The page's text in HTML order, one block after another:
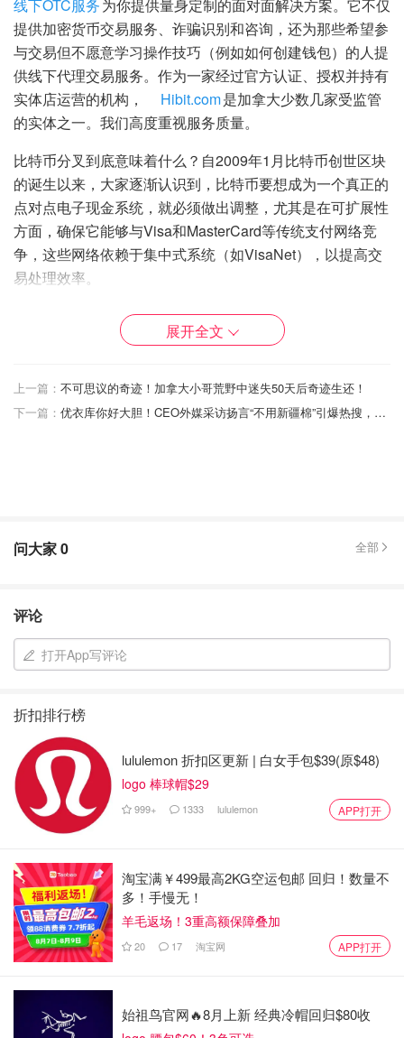
线下OTC服务为你提供量身定制的面对面解决方案。它不仅
提供加密货币交易服务、诈骗识别和咨询，还为那些希望参
与交易但不愿意学习操作技巧（例如如何创建钱包）的人提
供线下代理交易服务。作为一家经过官方认证、授权并持有
实体店运营的机构，
Hibit.com是加拿大少数几家受监管
的实体之一。我们高度重视服务质量。
比特币分叉到底意味着什么？自2009年1月比特币创世区块
的诞生以来，大家逐渐认识到，比特币要想成为一个真正的
点对点电子现金系统，就必须做出调整，尤其是在可扩展性
方面，确保它能够与Visa和MasterCard等传统支付网络竞
争，这些网络依赖于集中式系统（如VisaNet），以提高交
易处理效率。
而比特币依赖于一个去中心化的网络，每一笔交易都必须通
过其他节点的验证，达到共识，采用的是工作量证明机制。
确认时间为10分钟，通常包含约3,347笔交易。
这种账本管理方式有着显著的影响：
该具备最小的交易摩擦。
扩大区块大小能解决这个问题吗？一个明显的解决方案是增
加区块大小，但这带来了新的挑战。更大的区块将需要更多
分叉在这一问题上尤为关注。例如，2015年8月，Mike
Hearn推出了比特币XT，作为比特币核心的分叉，旨在将区
块大小从1MB增加到8MB，计划每两年翻倍。然而，由于矿
工支持不足，未能达到激活阈值，最终比特币XT分叉失
败。
的比特币分叉应运而生，旨在解决区块大小的问题。比特币
现金于2017年8月推出，将区块大小上限提高至32MB，并
迅速成为最成功的比特币分叉之一。BCH的市值为72.6亿美
元，至今仍是受欢迎的比特币替代币。
SV（BSV），由澳大利亚企业家Craig Wright推出。Wright
自称是比特币的创始人中本聪，但因涉嫌欺诈而面临批评和
展开全文
上一篇： 不可思议的奇迹！加拿大小哥荒野中迷失50天后奇迹生还！
下一篇：
优衣库你好大胆！CEO外媒采访扬言“不用新疆棉”引爆热搜，看外交部霸气回应！
问大家0 全部
评论
打开App写评论
折扣排行榜
lululemon 折扣区更新 | 白女手包$39(原$48)
logo 棒球帽$29
999+ 1333 lululemon APP打开
淘宝满￥499最高2KG空运包邮 回归！数量不
多！手慢无！
羊毛返场！3重高额保障叠加
20 17 淘宝网 APP打开
始祖鸟官网🔥8月上新 经典冷帽回归$80收